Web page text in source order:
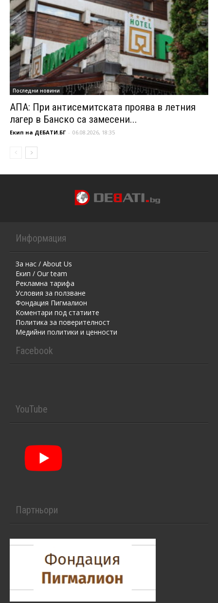
Последни новини
АПА: При антисемитската проява в летния
лагер в Банско са замесени...
Екип на ДЕБАТИ.БГ - 06.08.2026, 18:35
Информация
За нас / About Us
Екип / Our team
Рекламна тарифа
Условия за ползване
Фондация Пигмалион
Kоментaри под статиите
Политика за поверителност
Медийни политики и ценности
Facebook
YouTube
Партньори